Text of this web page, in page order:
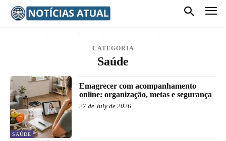
CATEGORIA
Saúde
SAÚDE
Emagrecer com acompanhamento
online: organização, metas e segurança
27 de July de 2026